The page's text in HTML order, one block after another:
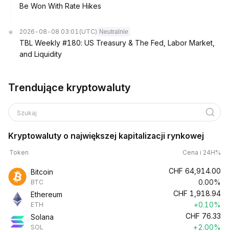
Be Won With Rate Hikes
2026-08-08 03:01 (UTC) Neutralnie
TBL Weekly #180: US Treasury & The Fed, Labor Market,
and Liquidity
Trendujące kryptowaluty
Szukaj
Kryptowaluty o największej kapitalizacji rynkowej
Token Cena i 24H%
Bitcoin
BTC
CHF 64,914.00
0.00%
Ethereum
ETH
CHF 1,918.94
+0.10%
Solana
SOL
CHF 76.33
+2.00%